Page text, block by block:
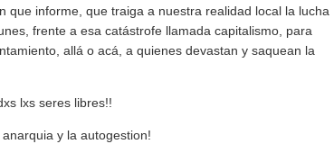
que informe, que traiga a nuestra realidad local la lucha
frente a esa catástrofe llamada capitalismo, para
allá o acá, a quienes devastan y saquean la
lxs seres libres!!
anarquia y la autogestion!